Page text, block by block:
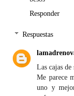
Responder
Respuestas
Las cajas
Me parece
uno y